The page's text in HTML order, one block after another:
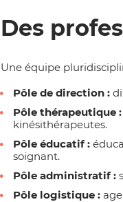
Des
Une équipe
Pôle de direction :
Pôle thérapeutique :
kinésithérapeutes.
Pôle éducatif :
soignant.
Pôle administratif :
Pôle logistique :